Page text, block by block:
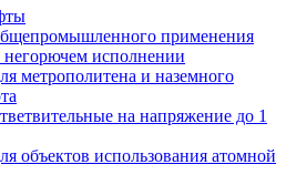
применения
исполнении
метрополитена и наземного
на напряжение до 1
объектов использования атомной